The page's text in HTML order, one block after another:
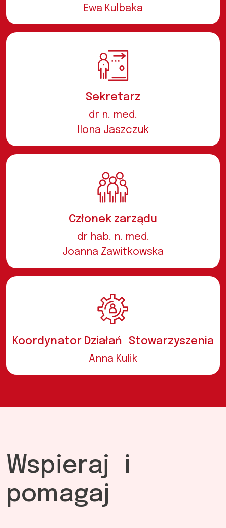
Ewa Kulbaka
Sekretarz
dr n. med.
Ilona Jaszczuk
Członek zarządu
dr hab. n. med.
Joanna Zawitkowska
Koordynator Działań Stowarzyszenia
Anna Kulik
Wspieraj i
pomagaj